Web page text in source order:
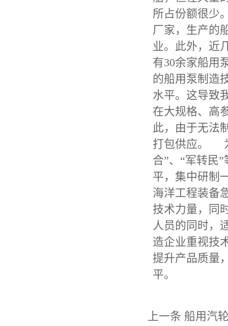
所占份额很少
厂家，生产的
业。此外，近
有30余家船用
的船用泵制造
水平。这导致
在大规格、高
此，由于无法
打包供应。
合”、“军转民
平，集中研制
海洋工程装备
技术力量，同
人员的同时，
造企业重视技
提升产品质量
平。
上一条 船用汽